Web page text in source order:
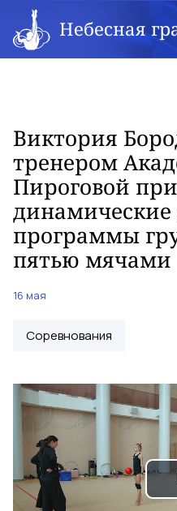
Небесная
Виктория
тренером
Пироговой
программы
пятью мячами
16 мая
Соревнования